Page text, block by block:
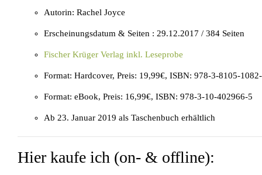
Autorin: Rachel Joyce
Erscheinungsdatum & Seiten : 29.12.2017 / 384 Seiten
Fischer Krüger Verlag inkl. Leseprobe
Format: Hardcover, Preis: 19,99€, ISBN: 978-3-8105-
Format: eBook, Preis: 16,99€, ISBN: 978-3-10-402966-5
Ab 23. Januar 2019 als Taschenbuch erhältlich
Hier kaufe ich (on- & offline):